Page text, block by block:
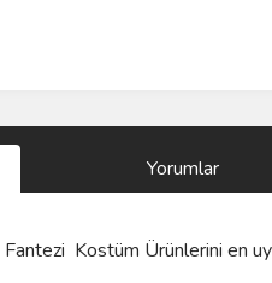
Yorumlar
Fantezi Kostüm Ürünlerini en